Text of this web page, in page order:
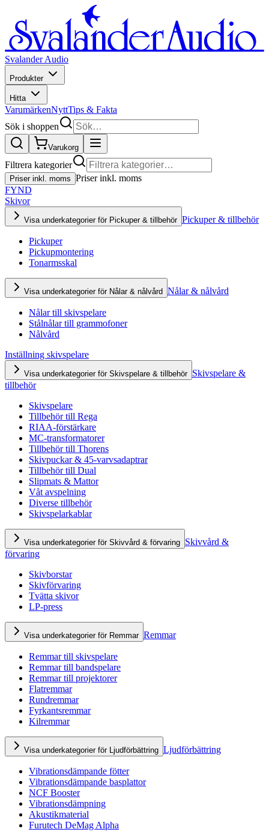
Svalander Audio
Produkter
Hitta
VarumärkenNyttTips & Fakta
Sök i shoppen
Varukorg
Filtrera kategorier
Priser inkl. moms Priser inkl. moms
FYND
Skivor
Visa underkategorier för Pickuper & tillbehör Pickuper & tillbehör
Pickuper
Pickupmontering
Tonarmsskal
Visa underkategorier för Nålar & nålvård Nålar & nålvård
Nålar till skivspelare
Stålnålar till grammofoner
Nålvård
Inställning skivspelare
Visa underkategorier för Skivspelare & tillbehör Skivspelare &
tillbehör
Skivspelare
Tillbehör till Rega
RIAA-förstärkare
MC-transformatorer
Tillbehör till Thorens
Skivpuckar & 45-varvsadaptrar
Tillbehör till Dual
Slipmats & Mattor
Våt avspelning
Diverse tillbehör
Skivspelarkablar
Visa underkategorier för Skivvård & förvaring Skivvård &
förvaring
Skivborstar
Skivförvaring
Tvätta skivor
LP-press
Visa underkategorier för Remmar Remmar
Remmar till skivspelare
Remmar till bandspelare
Remmar till projektorer
Flatremmar
Rundremmar
Fyrkantsremmar
Kilremmar
Visa underkategorier för Ljudförbättring Ljudförbättring
Vibrationsdämpande fötter
Vibrationsdämpande basplattor
NCF Booster
Vibrationsdämpning
Akustikmaterial
Furutech DeMag Alpha